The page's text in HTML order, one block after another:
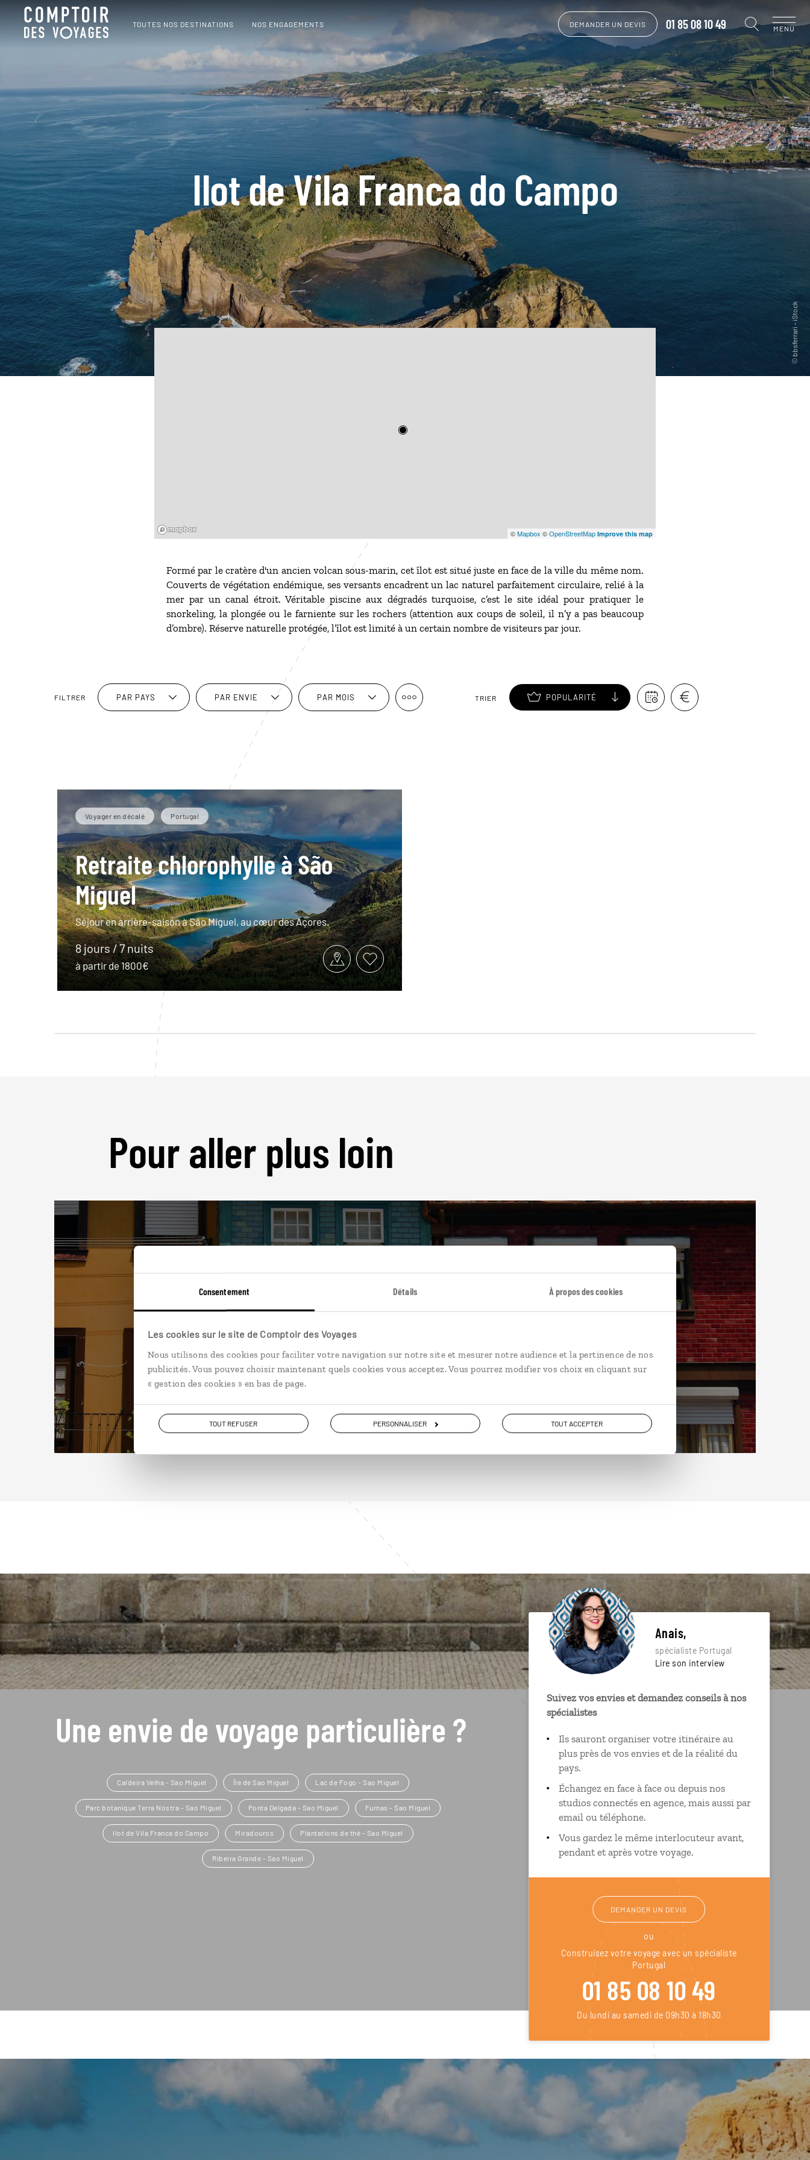
Consentement Détails À propos des cookies
Les cookies sur le site de Comptoir des Voyages
Nous utilisons des cookies pour faciliter votre navigation sur notre site et mesurer notre audience et la pertinence de nos
publicités. Vous pouvez choisir maintenant quels cookies vous acceptez. Vous pourrez modifier vos choix en cliquant sur
« gestion des cookies » en bas de page.
TOUT REFUSER PERSONNALISER TOUT ACCEPTER
TOUTES NOS DESTINATIONS NOS ENGAGEMENTS DEMANDER UN DEVIS 01 85 08 10 49 MENU
Ilot de Vila Franca do Campo
©Mapbox ©OpenStreetMap Improve this map
Formé par le cratère d'un ancien volcan sous-marin, cet îlot est situé juste en face de la ville du même nom.
Couverts de végétation endémique, ses versants encadrent un lac naturel parfaitement circulaire, relié à la
mer par un canal étroit. Véritable piscine aux dégradés turquoise, c’est le site idéal pour pratiquer le
snorkeling, la plongée ou le farniente sur les rochers (attention aux coups de soleil, il n’y a pas beaucoup
d’ombre). Réserve naturelle protégée, l’îlot est limité à un certain nombre de visiteurs par jour.
FILTRER PAR PAYS PAR ENVIE PAR MOIS TRIER POPULARITÉ
Voyager en décalé Portugal
Retraite chlorophylle à São
Miguel
Séjour en arrière-saison à São Miguel, au cœur des Açores.
8 jours / 7 nuits
à partir de 1800€
Pour aller plus loin
Portugal
Une envie de voyage particulière ?
Caldeira Velha - Sao Miguel Île de Sao Miguel Lac de Fogo - Sao Miguel
Parc botanique Terra Nostra - Sao Miguel Ponta Delgada - Sao Miguel Furnas - Sao Miguel
Ilot de Vila Franca do Campo Miradouros Plantations de thé - Sao Miguel
Ribeira Grande - Sao Miguel
Anais,
spécialiste Portugal
Lire son interview
Suivez vos envies et demandez conseils à nos
spécialistes
Ils sauront organiser votre itinéraire au
plus près de vos envies et de la réalité du
pays.
Échangez en face à face ou depuis nos
studios connectés en agence, mais aussi par
email ou téléphone.
Vous gardez le même interlocuteur avant,
pendant et après votre voyage.
DEMANDER UN DEVIS
ou
Construisez votre voyage avec un spécialiste
Portugal
01 85 08 10 49
Du lundi au samedi de 09h30 à 18h30